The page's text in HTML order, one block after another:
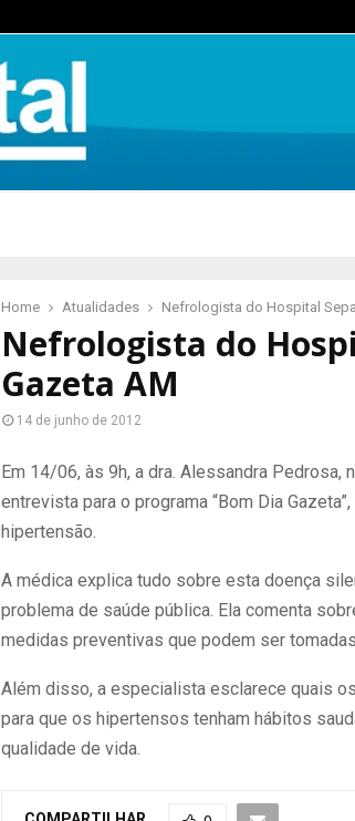
Home Atualidades Nefrologista do Hospital
Nefrologista do
Gazeta AM
14 de junho de 2012
Em 14/06, às 9h, a dra. Alessandra
entrevista para o programa “Bom Dia
hipertensão.
A médica explica tudo sobre esta doença
problema de saúde pública. Ela comenta
medidas preventivas que podem ser tomadas.
Além disso, a especialista esclarece quais
para que os hipertensos tenham hábitos
qualidade de vida.